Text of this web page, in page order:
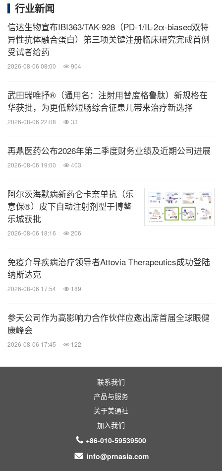
和正常发育。
未来，"顽皮童年"项目还将开展多场创新互动性的公
益科普活动，通过线上课程、线下进校园相结合的形
认知水平，营造友好的成长环境。除此之外，全国爱
肤日当天，"健康中国皮肤与免疫专向行动"也在全国
陆续开展，特应性皮炎公益科普活动共覆盖30个城市
习特应性皮炎专业知识，提高自身生活质量。
[1] 中华医学会皮肤性病学分会免疫学组, 特应性皮炎协作研究中心. 中国特应性皮炎
[3] 新京报《及早应对皮肤科领域的"一号疾病" 避免"一病"变"多病"》，
[4] The burden of atopic dermatitis, Brian Reed, M.D. and Michael S. Blaiss, M.D.
Allergy Asthma Proc 39:406 –410, 2018; doi: 10.2500/aap.2018.39.4175.
[5] J Allergy Clin lmmunol. 2006;118(1)226-232
[6] Bieber T, et al. J Allergy Clin Immunol. 2017;139(4S):S58-S64
行业新闻
信达生物宣布IBI363/TAK-928（PD-1/IL-2α-biased双特
异性抗体融合蛋白）第三项关键注册临床研究完成首例
受试者给药
2026-08-06 08:00 904
武田瑞唯抒®（通用名：注射用替度格鲁肽）新规格在
华获批，为更低龄短肠综合征患儿带来治疗新选择
2026-08-06 22:08 33
再鼎医药公布2026年第二季度财务业绩及近期公司进展
2026-08-06 19:00 403
阿尔茨海默病新药仑卡奈单抗（乐
意保®）皮下自动注射剂型于博鳌
乐城获批
2026-08-06 18:16 206
免疫介导疾病治疗领导者Attovia Therapeutics成功登陆
纳斯达克
2026-08-06 17:54 189
参天公司作为高影响力合作伙伴应邀出席首届全球眼健
康峰会
2026-08-06 17:45 122
联系我们
产品与服务
关于美通社
加入我们
+86-010-59539500
info@prnasia.com